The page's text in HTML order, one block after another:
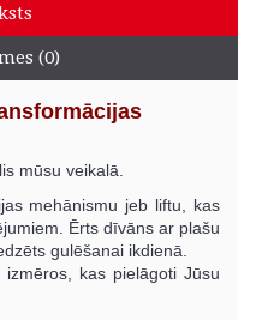
(0)
mūsu veikalā.
mehānismu jeb liftu, kas
Ērts dīvāns ar plašu
gulēšanai ikdienā.
kas pielāgoti Jūsu